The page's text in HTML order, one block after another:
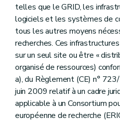
telles que le GRID, les
logiciels et les systèmes de
tous les autres moyens
recherches. Ces
sur un seul site ou être «
organisé de ressources)
a), du Règlement (CE) n°
juin 2009 relatif à un cadre
applicable à un Consortium
européenne de recherche